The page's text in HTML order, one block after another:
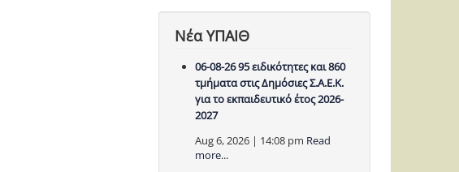
Νέα ΥΠΑΙΘ
06-08-26 95 ειδικότητες και 860
τμήματα στις Δημόσιες Σ.Α.Ε.Κ.
για το εκπαιδευτικό έτος 2026-
2027
Aug 6, 2026 | 14:08 pm Read
more...